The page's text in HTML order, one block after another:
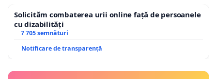
Solicităm combaterea urii online față de persoanele
cu dizabilități
7 705 semnături
Notificare de transparență